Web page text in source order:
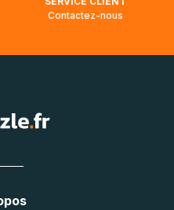
Contactez-nous